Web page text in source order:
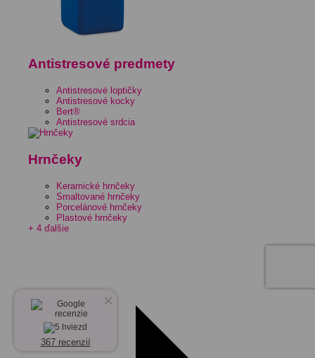
Antistresové predmety
Antistresové loptičky
Antistresové kocky
Bert®
Antistresové srdcia
Hrnčeky
Keramické hrnčeky
Smaltované hrnčeky
Porcelánové hrnčeky
Plastové hrnčeky
+ 4 ďalšie
×
367 recenzií